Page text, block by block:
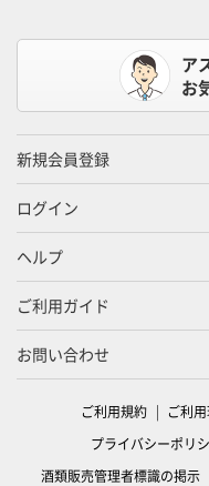
ア
お
新規会員登録
ログイン
ヘルプ
ご利用ガイド
お問い合わせ
ご利用規約 ご利
プライバシーポリ
酒類販売管理者標識の掲示